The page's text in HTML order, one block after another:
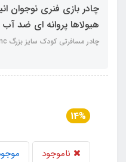
چادر بازی فنری نوجوان
هیولاها پروانه ای ضد
چادر مسافرتی کودک سایز بزرگ Monsters, Inc دیجی چادر
14%
ناموجود